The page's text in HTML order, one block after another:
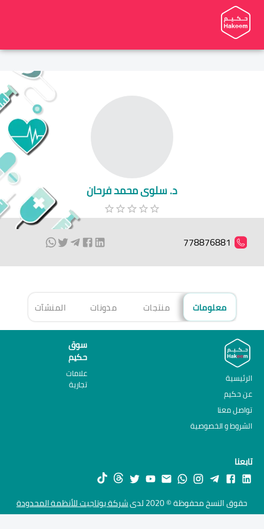
د. سلوى محمد فرحان
778876881
معلومات منتجات مدونات المنشآت
الرئيسية
عن حكيم
تواصل معنا
الشروط و الخصوصية
سوق
حكيم
علامات
تجارية
تابعنا
حقوق النسخ محفوظة © 2020 لدى شركة يوتاجيت للأنظمة المحدودة